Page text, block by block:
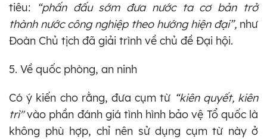
tiêu:
“phấn đấu sớm đưa nước ta cơ bản trở
thành nước công nghiệp theo hướng hiện đại”, như
Đoàn Chủ tịch đã giải trình về chủ đề Đại hội.
5. Về quốc phòng, an ninh
Có ý kiến cho rằng, đưa cụm từ “kiên quyết, kiên
trì"vào phần đánh giá tình hình bảo vệ Tổ quốc là
không phù hợp, chỉ nên sử dụng cụm từ này ở